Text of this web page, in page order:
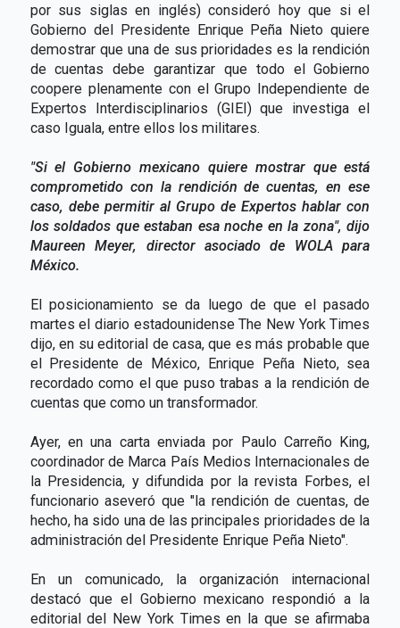
por sus siglas en inglés) consideró hoy que si el
Gobierno del Presidente Enrique Peña Nieto quiere
demostrar que una de sus prioridades es la rendición
de cuentas debe garantizar que todo el Gobierno
coopere plenamente con el Grupo Independiente de
Expertos Interdisciplinarios (GIEI) que investiga el
caso Iguala, entre ellos los militares.
"Si el Gobierno mexicano quiere mostrar que está
comprometido con la rendición de cuentas, en ese
caso, debe permitir al Grupo de Expertos hablar con
los soldados que estaban esa noche en la zona", dijo
Maureen Meyer, director asociado de WOLA para
México.
El posicionamiento se da luego de que el pasado
martes el diario estadounidense The New York Times
dijo, en su editorial de casa, que es más probable que
el Presidente de México, Enrique Peña Nieto, sea
recordado como el que puso trabas a la rendición de
cuentas que como un transformador.
Ayer, en una carta enviada por Paulo Carreño King,
coordinador de Marca País Medios Internacionales de
la Presidencia, y difundida por la revista Forbes, el
funcionario aseveró que "la rendición de cuentas, de
hecho, ha sido una de las principales prioridades de la
administración del Presidente Enrique Peña Nieto".
En un comunicado, la organización internacional
destacó que el Gobierno mexicano respondió a la
editorial del New York Times en la que se afirmaba